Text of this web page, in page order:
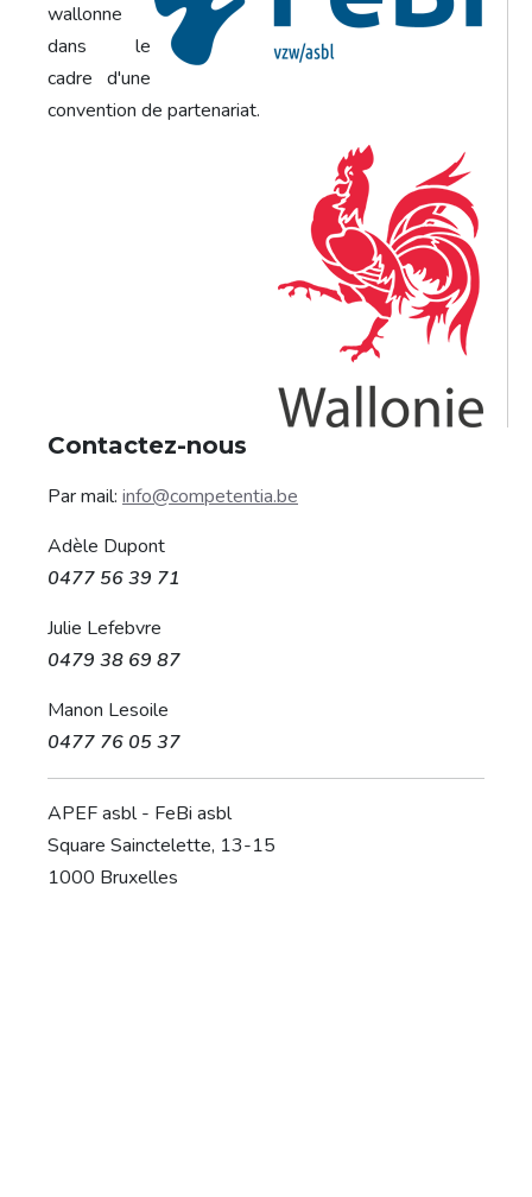
wallonne
dans le
cadre d'une
convention de partenariat.
Contactez-nous
Par mail: info@competentia.be
Adèle Dupont
0477 56 39 71
Julie Lefebvre
0479 38 69 87
Manon Lesoile
0477 76 05 37
APEF asbl - FeBi asbl
Square Sainctelette, 13-15
1000 Bruxelles